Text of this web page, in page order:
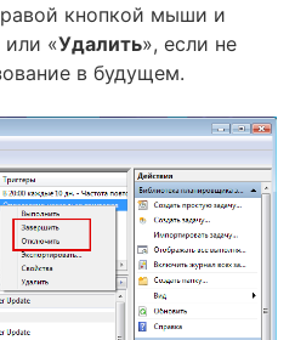
кнопкой мыши и
или «Удалить», если не
в будущем.